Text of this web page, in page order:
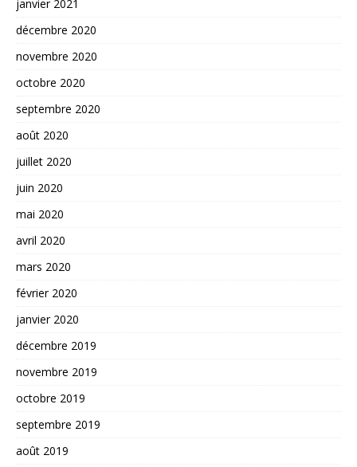
janvier 2021
décembre 2020
novembre 2020
octobre 2020
septembre 2020
août 2020
juillet 2020
juin 2020
mai 2020
avril 2020
mars 2020
février 2020
janvier 2020
décembre 2019
novembre 2019
octobre 2019
septembre 2019
août 2019